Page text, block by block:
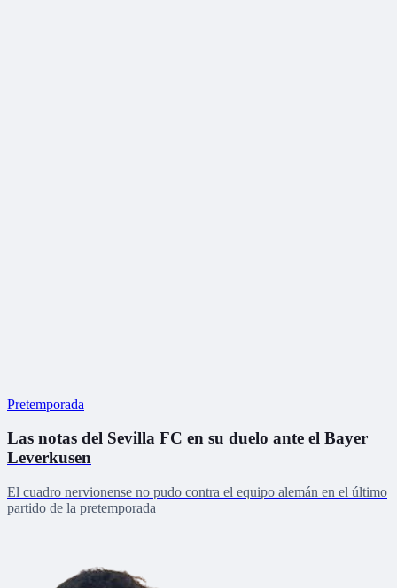
Pretemporada
Las notas del Sevilla FC en su duelo ante el Bayer
Leverkusen
El cuadro nervionense no pudo contra el equipo alemán en el último
partido de la pretemporada